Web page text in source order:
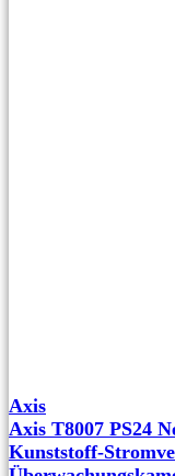
Axis
Axis T8007 PS24
Kunststoff-